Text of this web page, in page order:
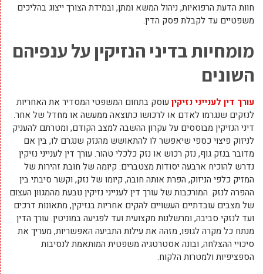
חוות הדעת הרפואיות, ניהול המשא ומתן, ובמידת הצורך ייצוג בהליכים
משפטיים עד לקבלת פסק הדין.
מומחיות בדיני הנזיקין על ענפיהם
השונים
עורך דין לענייני נזיקין עוסק בתחום המשפטי המסדיר את האחריות
לנזקים שנגרמו לאדם או לרכושו כתוצאה ממעשה או מחדל של אחר.
דיני הנזיקין מבוססים על עקרון ההשבה למצב הקודם, ומטרתם להעניק
לניזוק פיצוי כספי שיאפשר לו להתאושש מהנזק שנגרם לו, בין אם
מדובר בנזק גוף, נזק רכוש או נזק כלכלי טהור. עורך דין לענייני נזיקין
נדרש להוכיח ארבעה יסודות מצטברים: קיומה של חובת זהירות של
המזיק כלפי הניזוק, הפרת אותה חובה, קיומו של נזק, וקשר סיבתי בין
ההפרה לנזק. המורכבות של עורך דין לענייני נזיקין נובעת מהמגוון העצום
של מצבים עובדתיים העשויים להקים אחריות בנזיקין, מתאונות דרכים
ועד לנזקי סביבה, ומרשלנות מקצועית ועד לפגיעה במוניטין. עורך הדין
מנתח כל מקרה לגופו, מזהה את עילות התביעה האפשריות, מעריך את
סיכויי ההצלחה, ובונה אסטרטגיה משפטית המותאמת לנסיבות
הספציפיות ולמטרות הלקוח.